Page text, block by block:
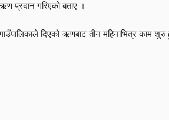
प्रदान गरिएको बताए ।
दिएको ऋणबाट तीन महिनाभित्र काम शुरु